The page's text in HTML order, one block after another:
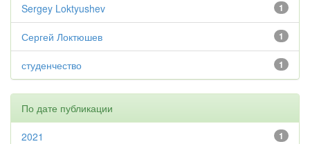
1
Sergey Loktyushev
1
Сергей Локтюшев
1
студенчество
По дате публикации
1
2021